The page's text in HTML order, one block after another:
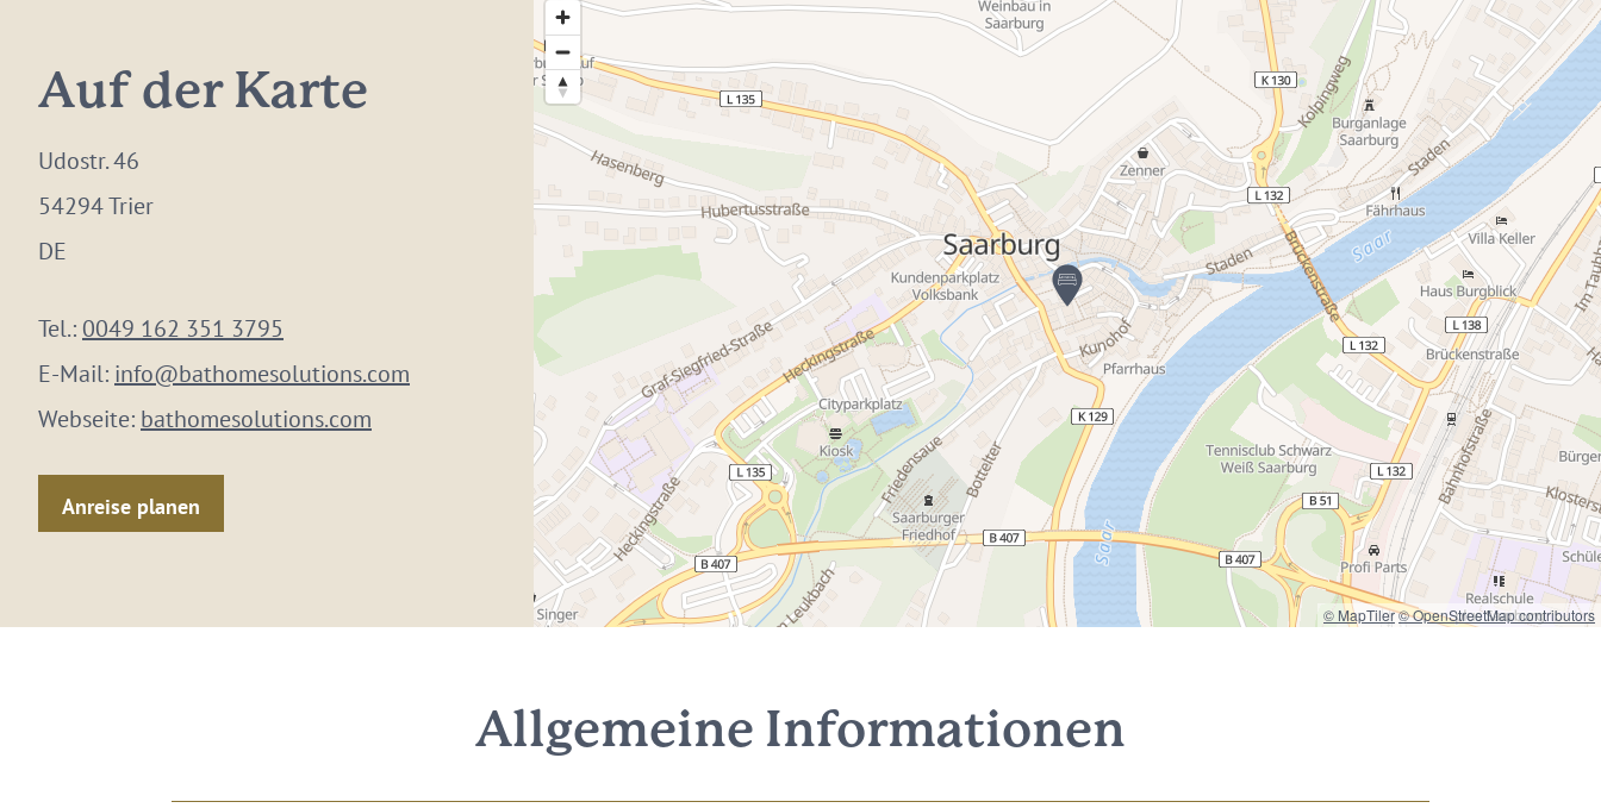
Auf der Karte
Udostr. 46
54294 Trier
DE
Tel.: 0049 162 351 3795
E-Mail: info@bathomesolutions.com
Webseite: bathomesolutions.com
Anreise planen
© MapTiler© OpenStreetMap contributors
Allgemeine Informationen